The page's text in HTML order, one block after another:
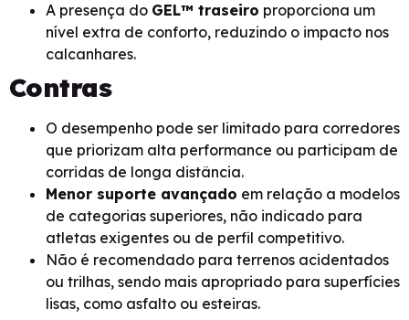
A presença do GEL™ traseiro proporciona um
nível extra de conforto, reduzindo o impacto nos
calcanhares.
Contras
O desempenho pode ser limitado para corredores
que priorizam alta performance ou participam de
corridas de longa distância.
Menor suporte avançado em relação a modelos
de categorias superiores, não indicado para
atletas exigentes ou de perfil competitivo.
Não é recomendado para terrenos acidentados
ou trilhas, sendo mais apropriado para superfícies
lisas, como asfalto ou esteiras.